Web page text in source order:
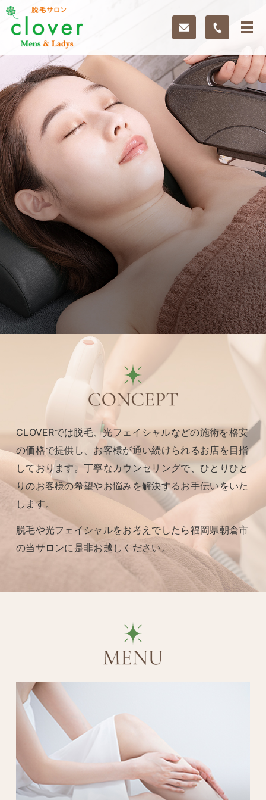
CLOVERでは脱毛、光フェイシャルなどの施術を格安
の価格で提供し、お客様が通い続けられるお店を目指
しております。丁寧なカウンセリングで、ひとりひと
りのお客様の希望やお悩みを解決するお手伝いをいた
します。
脱毛や光フェイシャルをお考えでしたら福岡県朝倉市
の当サロンに是非お越しください。